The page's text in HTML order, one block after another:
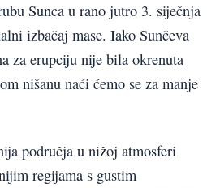
Sunca u rano jutro 3. siječnja
izbačaj mase. Iako Sunčeva
za erupciju nije bila okrenuta
nišanu naći ćemo se za manje
područja u nižoj atmosferi
regijama s gustim